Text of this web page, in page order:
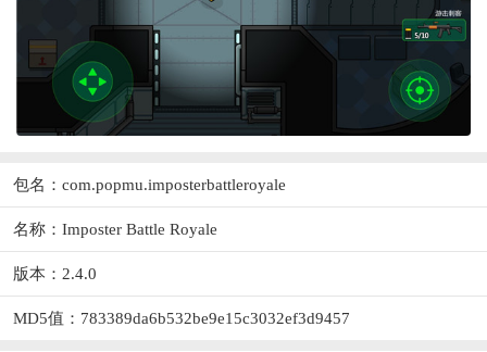
包名：com.popmu.imposterbattleroyale
名称：Imposter Battle Royale
版本：2.4.0
MD5值：783389da6b532be9e15c3032ef3d9457